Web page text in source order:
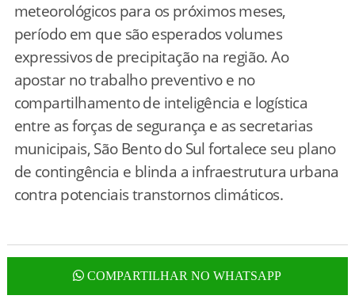
meteorológicos para os próximos meses,
período em que são esperados volumes
expressivos de precipitação na região. Ao
apostar no trabalho preventivo e no
compartilhamento de inteligência e logística
entre as forças de segurança e as secretarias
municipais, São Bento do Sul fortalece seu plano
de contingência e blinda a infraestrutura urbana
contra potenciais transtornos climáticos.
COMPARTILHAR NO WHATSAPP